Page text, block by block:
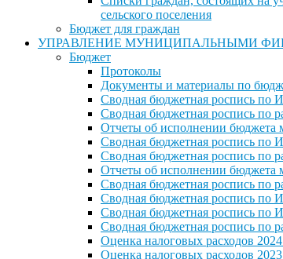
сельского поселения
Бюджет для граждан
УПРАВЛЕНИЕ МУНИЦИПАЛЬНЫМИ
Бюджет
Протоколы
Документы и материалы по
Сводная бюджетная роспись по
Сводная бюджетная роспись по
Отчеты об исполнении бюджета
Сводная бюджетная роспись по
Сводная бюджетная роспись по
Отчеты об исполнении бюджета
Сводная бюджетная роспись по
Сводная бюджетная роспись по
Сводная бюджетная роспись по
Сводная бюджетная роспись по
Оценка налоговых расходов 2024
Оценка налоговых расходов 2023